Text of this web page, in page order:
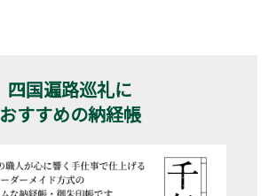
四国遍路巡礼に
おすすめの納経帳